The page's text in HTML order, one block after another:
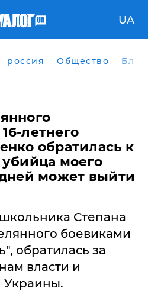
UA
россия Общество
летнего
обратилась к
моего
может выйти
Степана
боевиками
обратилась за
власти и
Украины.